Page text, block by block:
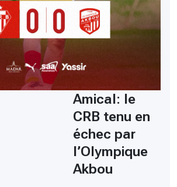
Amical: le
CRB tenu en
échec par
l’Olympique
Akbou